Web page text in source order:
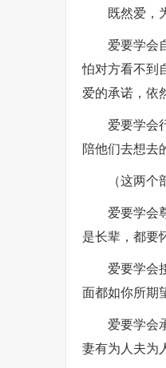
既然爱，
爱要学会
怕对方看不到
爱的承诺，依
爱要学会
陪他们去想去
（这两
爱要学会
是长辈，都要
爱要学会
面都如你所期
爱要学会
妻有为人夫为